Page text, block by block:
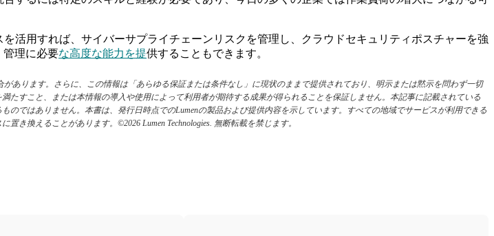
活用すれば、サイバーサプライチェーンリスクを管理し、クラウドセキュリティポスチャーを強
管理に必要な高度な能力を提供することもできます。
あります。さらに、この情報は「あらゆる保証または条件なし」に現状のままで提供されており、明示または黙示を問わず一切
すこと、または本情報の導入や使用によって利用者が期待する成果が得られることを保証しません。本記事に記載されている
ではありません。本書は、発行日時点でのLumenの製品および提供内容を示しています。すべての地域でサービスが利用できる
き換えることがあります。©2026 Lumen Technologies. 無断転載を禁じます。